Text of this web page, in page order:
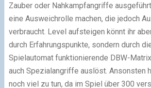
Zauber oder Nahkampfangriffe
eine Ausweichrolle machen, die jedoch
verbraucht. Level aufsteigen könnt ihr
durch Erfahrungspunkte, sondern durch
Spielautomat funktionierende DBW-
auch Spezialangriffe auslöst. Ansonsten
noch viel zu tun, da im Spiel über 300